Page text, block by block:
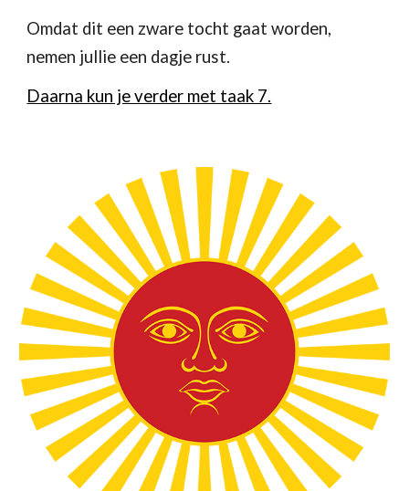
Omdat dit een zware tocht gaat worden,
nemen jullie een dagje rust.
Daarna kun je verder met taak 7.